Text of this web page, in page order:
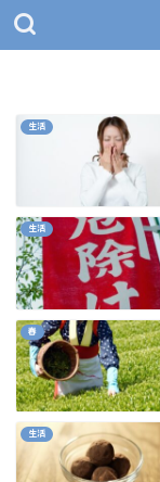
生活
生活
春
生活